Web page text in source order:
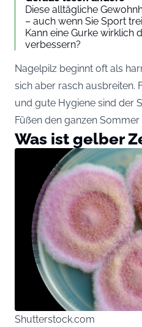
Diese alltägliche
– auch wenn Sie Sport
Kann eine Gurke wirklich
verbessern?
Nagelpilz beginnt oft als
sich aber rasch ausbreiten.
und gute Hygiene sind der
Füßen den ganzen Sommer
Was ist gelber
Shutterstock.com